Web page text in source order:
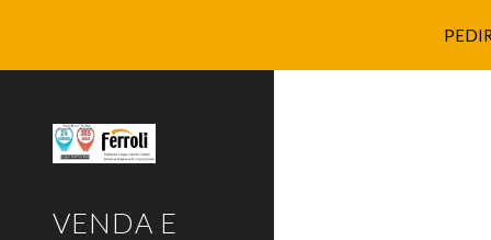
VENDA E